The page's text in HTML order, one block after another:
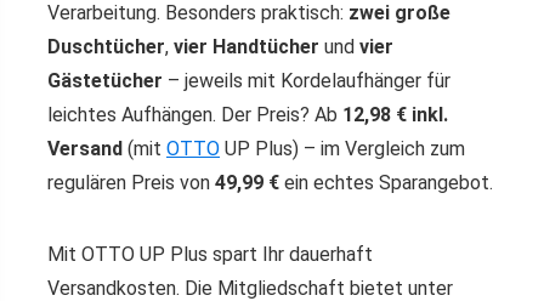
Verarbeitung. Besonders praktisch: zwei große
Duschtücher, vier Handtücher und vier
Gästetücher – jeweils mit Kordelaufhänger für
leichtes Aufhängen. Der Preis? Ab 12,98 € inkl.
Versand (mit OTTO UP Plus) – im Vergleich zum
regulären Preis von 49,99 € ein echtes Sparangebot.
Mit OTTO UP Plus spart Ihr dauerhaft
Versandkosten. Die Mitgliedschaft bietet unter